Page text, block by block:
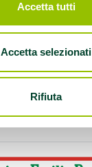
Accetta tutti
Accetta selezionati
Rifiuta